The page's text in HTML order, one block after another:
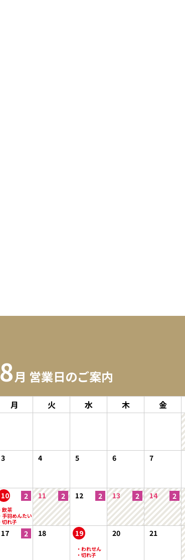
8月 営業日のご案内
月 火 水 木 金
3 4 5 6 7
10 11 12 13 14
17 18 19 20 21